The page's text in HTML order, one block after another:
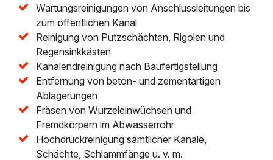
Wartungsreinigungen von Anschlussleitungen bis
zum öffentlichen Kanal
Reinigung von Putzschächten, Rigolen und
Regensinkkästen
Kanalendreinigung nach Baufertigstellung
Entfernung von beton- und zementartigen
Ablagerungen
Fräsen von Wurzeleinwüchsen und
Fremdkörpern im Abwasserrohr
Hochdruckreinigung sämtlicher Kanäle,
Schächte, Schlammfänge u. v. m.